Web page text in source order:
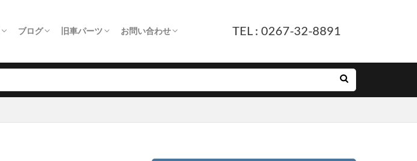
ブログ 旧車パーツ お問い合わせ TEL : 0267-32-8891